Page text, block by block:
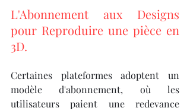
L'Abonnement aux Designs
pour Reproduire une pièce en
3D.
Certaines plateformes adoptent un
modèle d'abonnement, où les
utilisateurs paient une redevance